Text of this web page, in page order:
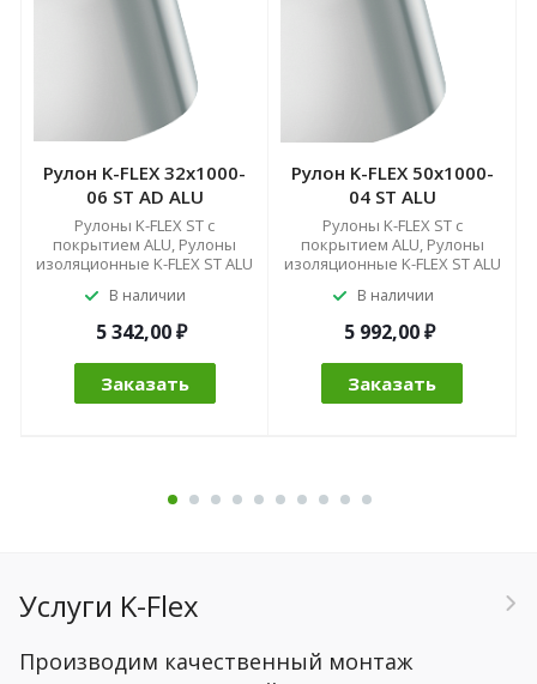
Рулон K-FLEX 32x1000-
06 ST AD ALU
Рулоны K-FLEX ST с
покрытием ALU, Рулоны
изоляционные K-FLEX ST ALU
В наличии
5 342,00 ₽
Заказать
Рулон K-FLEX 50x1000-
04 ST ALU
Рулоны K-FLEX ST с
покрытием ALU, Рулоны
изоляционные K-FLEX ST ALU
В наличии
5 992,00 ₽
Заказать
Услуги K-Flex
Производим качественный монтаж